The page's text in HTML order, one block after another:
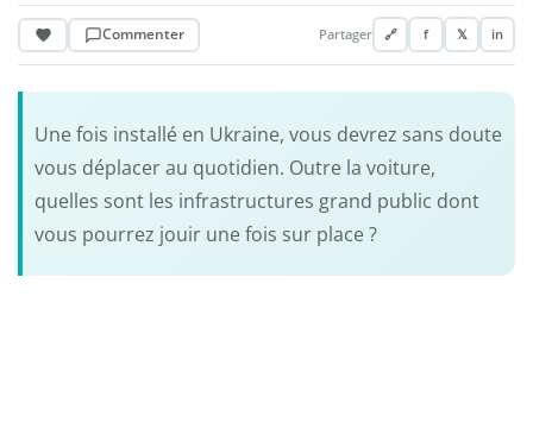
Commenter Partager 🔗 f 𝕏 in
Une fois installé en Ukraine, vous devrez sans doute
vous déplacer au quotidien. Outre la voiture,
quelles sont les infrastructures grand public dont
vous pourrez jouir une fois sur place ?